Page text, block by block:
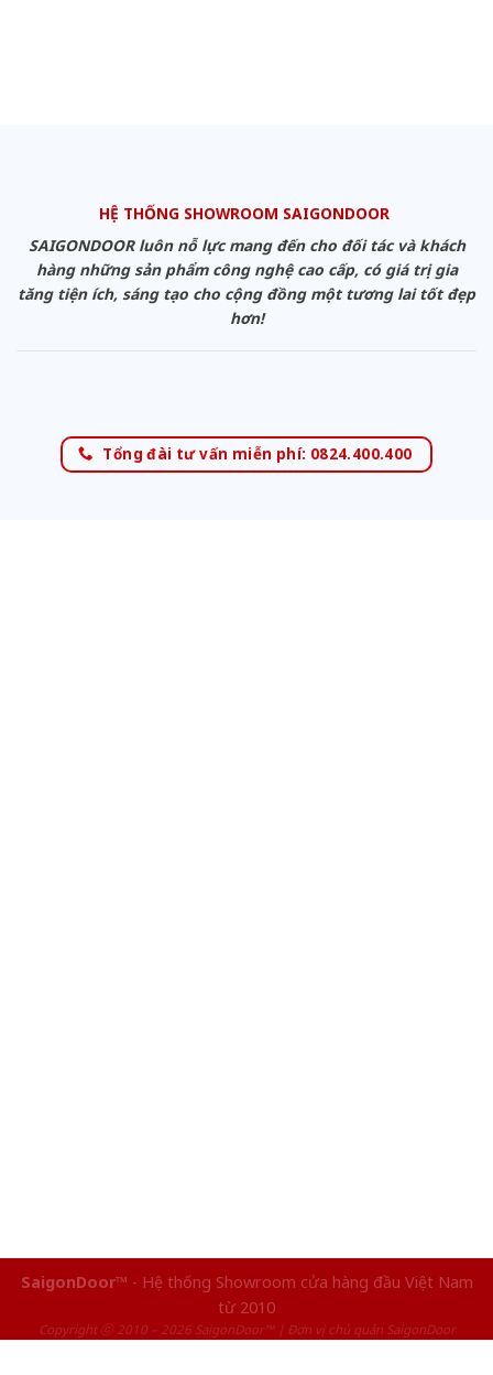
HỆ THỐNG SHOWROOM SAIGONDOOR
SAIGONDOOR luôn nỗ lực mang đến cho đối tác và khách
hàng những sản phẩm công nghệ cao cấp, có giá trị gia
tăng tiện ích, sáng tạo cho cộng đồng một tương lai tốt đẹp
hơn!
Tổng đài tư vấn miễn phí: 0824.400.400
SaigonDoor™ - Hệ thống Showroom cửa hàng đầu Việt Nam
từ 2010
Copyright ⓒ 2010 – 2026 SaigonDoor™ | Đơn vị chủ quản SaigonDoor